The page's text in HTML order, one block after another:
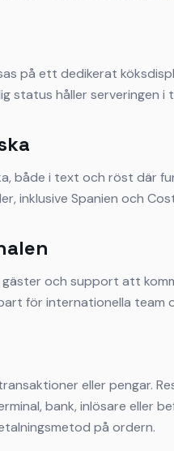
på ett dedikerat
status håller serveringen i
både i text och röst där
inklusive Spanien och
och support att
för internationella team
eller pengar.
bank, inlösare eller
på ordern.